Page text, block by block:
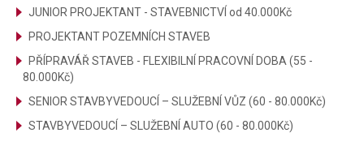
JUNIOR PROJEKTANT - STAVEBNICTVÍ od 40.000Kč
PROJEKTANT POZEMNÍCH STAVEB
PŘÍPRAVÁŘ STAVEB - FLEXIBILNÍ PRACOVNÍ DOBA (55 -
80.000Kč)
SENIOR STAVBYVEDOUCÍ – SLUŽEBNÍ VŮZ (60 - 80.000Kč)
STAVBYVEDOUCÍ – SLUŽEBNÍ AUTO (60 - 80.000Kč)